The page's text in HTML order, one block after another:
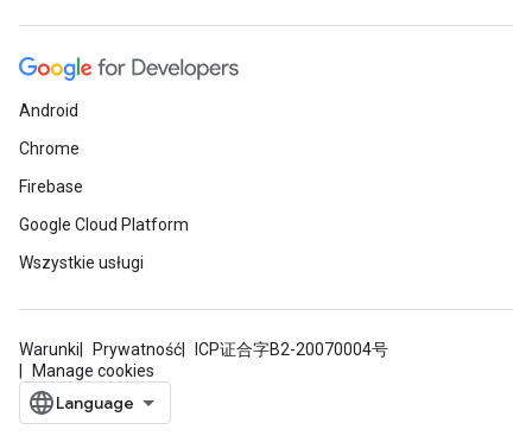
Android
Chrome
Firebase
Google Cloud Platform
Wszystkie usługi
Warunki Prywatność
ICP证合字B2-20070004号
Manage cookies